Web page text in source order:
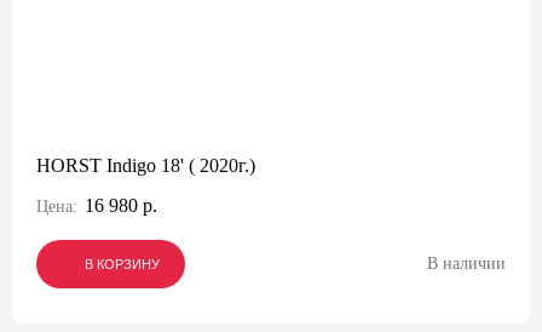
HORST Indigo 18' ( 2020г.)
Цена: 16 980 р.
В КОРЗИНУ
В КОРЗИНУ
В КОРЗИНУ В наличии